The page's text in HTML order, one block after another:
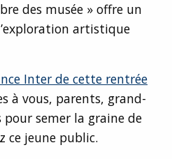
des musée » offre un
artistique
Inter de cette rentrée
à vous, parents, grand-
semer la graine de
ce jeune public.